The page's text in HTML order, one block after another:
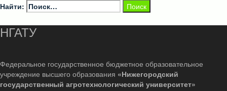
Найти:
НГАТУ
Федеральное государственное бюджетное образовательное
учреждение высшего образования «Нижегородский
государственный агротехнологический университет»